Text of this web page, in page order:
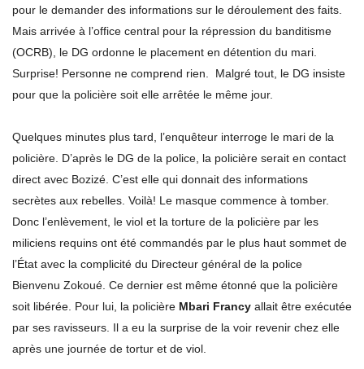
pour le demander des informations sur le déroulement des faits.
Mais arrivée à l’office central pour la répression du banditisme
(OCRB), le DG ordonne le placement en détention du mari.
Surprise! Personne ne comprend rien. Malgré tout, le DG insiste
pour que la policière soit elle arrêtée le même jour.
Quelques minutes plus tard, l’enquêteur interroge le mari de la
policière. D’après le DG de la police, la policière serait en contact
direct avec Bozizé. C’est elle qui donnait des informations
secrètes aux rebelles. Voilà! Le masque commence à tomber.
Donc l’enlèvement, le viol et la torture de la policière par les
miliciens requins ont été commandés par le plus haut sommet de
l’État avec la complicité du Directeur général de la police
Bienvenu Zokoué. Ce dernier est même étonné que la policière
soit libérée. Pour lui, la policière Mbari Francy allait être exécutée
par ses ravisseurs. Il a eu la surprise de la voir revenir chez elle
après une journée de tortur et de viol.